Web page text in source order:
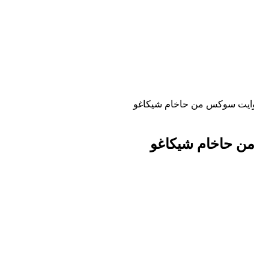
وايت سوكس من حاخام شيكاغو
حاخام شيكاغو